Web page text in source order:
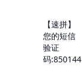
【速拼】
您的短信
验证
码:850144